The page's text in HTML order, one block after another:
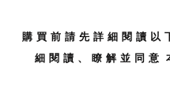
購 買 前 請 先 詳 細 閱 讀 以
細 閱 讀 、 瞭 解 並 同 意